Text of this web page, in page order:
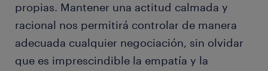
propias. Mantener una actitud calmada y
racional nos permitirá controlar de manera
adecuada cualquier negociación, sin olvidar
que es imprescindible la empatía y la